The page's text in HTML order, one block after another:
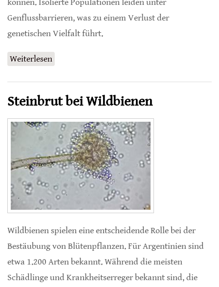
können. Isolierte Populationen leiden unter
Genflussbarrieren, was zu einem Verlust der
genetischen Vielfalt führt.
Weiterlesen
Steinbrut bei Wildbienen
Wildbienen spielen eine entscheidende Rolle bei der
Bestäubung von Blütenpflanzen. Für Argentinien sind
etwa 1.200 Arten bekannt. Während die meisten
Schädlinge und Krankheitserreger bekannt sind, die